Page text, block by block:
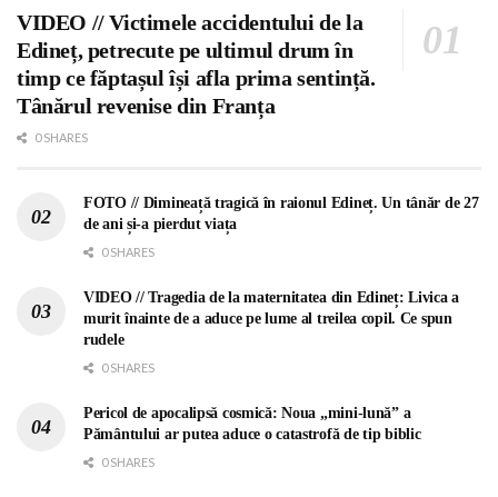
VIDEO // Victimele accidentului de la
Edineț, petrecute pe ultimul drum în
timp ce făptașul își afla prima sentință.
Tânărul revenise din Franța
0 SHARES
FOTO // Dimineață tragică în raionul Edineț. Un tânăr de 27
de ani și-a pierdut viața
0 SHARES
VIDEO // Tragedia de la maternitatea din Edineț: Livica a
murit înainte de a aduce pe lume al treilea copil. Ce spun
rudele
0 SHARES
Pericol de apocalipsă cosmică: Noua „mini-lună” a
Pământului ar putea aduce o catastrofă de tip biblic
0 SHARES